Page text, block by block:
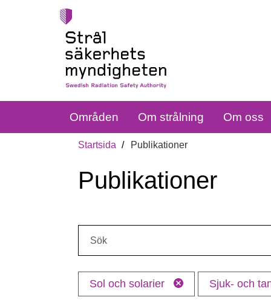
Områden Om strålning Om oss
Startsida Publikationer
Publikationer
Sol och solarier Sjuk- och